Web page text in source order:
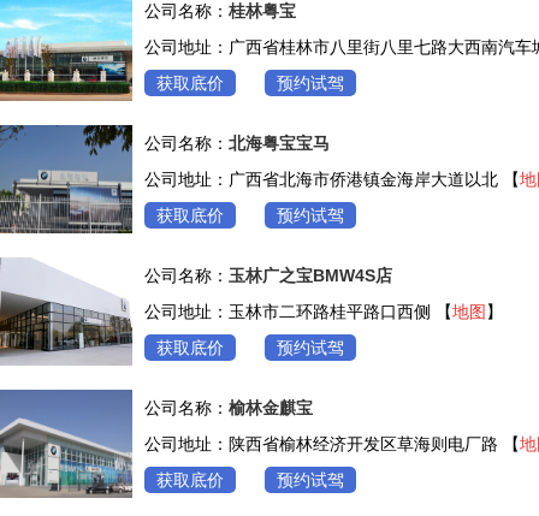
公司名称： 桂林粤宝
公司地址：广西省桂林市八里街八里七路大西南汽车
获取底价
预约试驾
公司名称： 北海粤宝宝马
公司地址：广西省北海市侨港镇金海岸大道以北 【
获取底价
预约试驾
公司名称： 玉林广之宝BMW4S店
公司地址：玉林市二环路桂平路口西侧 【地图 】
获取底价
预约试驾
公司名称： 榆林金麒宝
公司地址：陕西省榆林经济开发区草海则电厂路 【
获取底价
预约试驾